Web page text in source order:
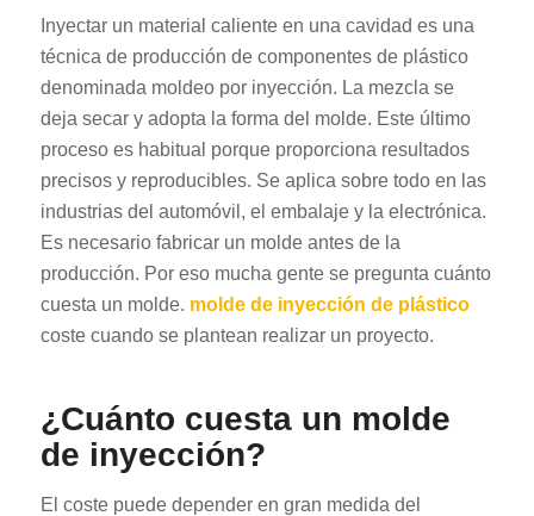
Inyectar un material caliente en una cavidad es una
técnica de producción de componentes de plástico
denominada moldeo por inyección. La mezcla se
deja secar y adopta la forma del molde. Este último
proceso es habitual porque proporciona resultados
precisos y reproducibles. Se aplica sobre todo en las
industrias del automóvil, el embalaje y la electrónica.
Es necesario fabricar un molde antes de la
producción. Por eso mucha gente se pregunta cuánto
cuesta un molde. molde de inyección de plástico
coste cuando se plantean realizar un proyecto.
¿Cuánto cuesta un molde
de inyección?
El coste puede depender en gran medida del